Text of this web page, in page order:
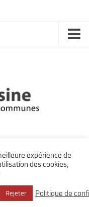
– Site officiel ©
2026.
. Développement eyenet
expérience de
des cookies,
Rejeter Politique de